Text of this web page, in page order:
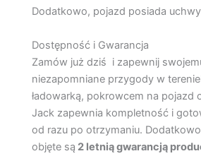
Dodatkowo, pojazd posiada
Dostępność i Gwarancja
Zamów już dziś i zapewnij
niezapomniane przygody w
ładowarką, pokrowcem na pojazd
Jack zapewnia kompletność i
od razu po otrzymaniu.
objęte są 2 letnią gwarancją